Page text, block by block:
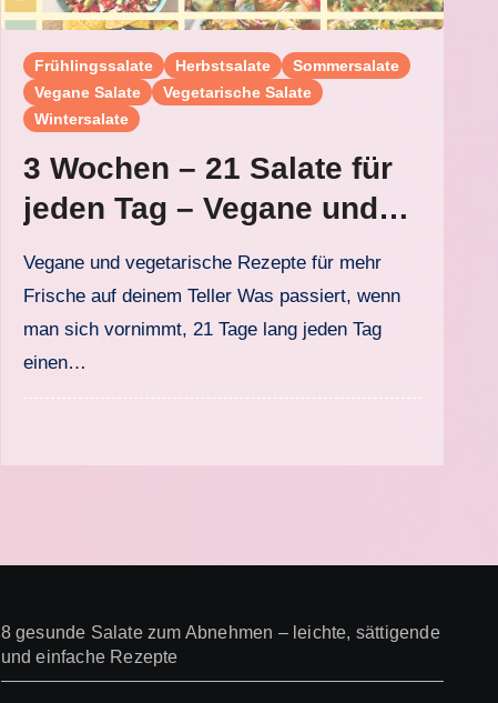
Frühlingssalate Herbstsalate
Sommersalate
Vegane Salate
Vegetarische Salate
Wintersalate
3 Wochen – 21 Salate für
jeden Tag – Vegane und
vegetarische Salate
Vegane und vegetarische Rezepte für mehr
Frische auf deinem Teller Was passiert, wenn
man sich vornimmt, 21 Tage lang jeden Tag
einen…
8 gesunde Salate zum Abnehmen – leichte, sättigende
und einfache Rezepte